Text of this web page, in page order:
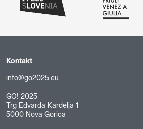
Kontakt
info@go2025.eu
GO! 2025
Trg Edvarda Kardelja 1
5000 Nova Gorica